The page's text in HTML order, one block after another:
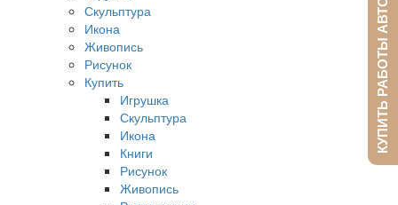
Скульптура
Икона
Живопись
Рисунок
Купить
Игрушка
Скульптура
Икона
Книги
Рисунок
Живопись
КУПИТЬ РАБОТЫ АВТОРА